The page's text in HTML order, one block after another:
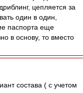
цепляется за
один в один,
паспорта еще
в основу, то вместо
состава ( с учетом